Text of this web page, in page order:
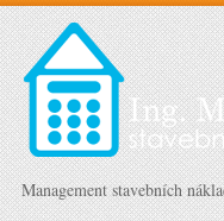
Management stavebních